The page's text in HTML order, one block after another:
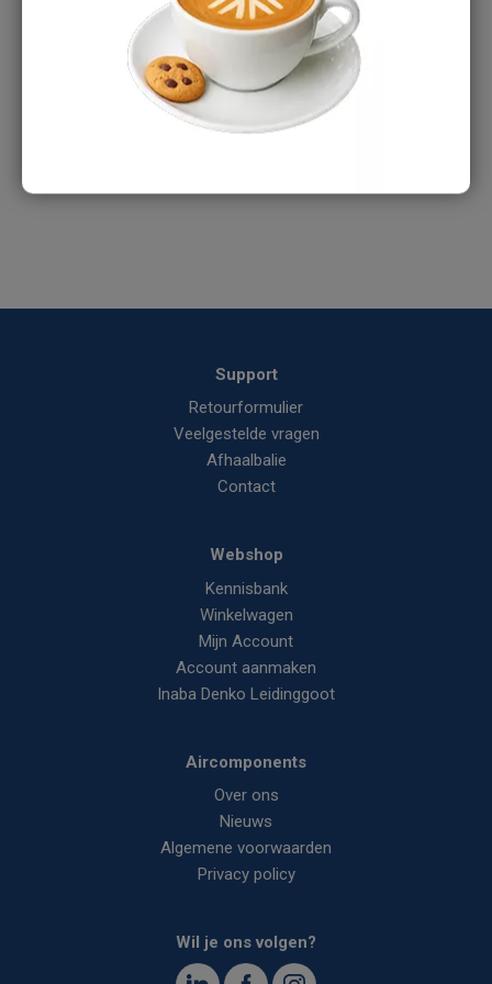
Heb je een vraag over dit product?
Ons verkoopteam staat je graag te woord:
Support
Retourformulier
Veelgestelde vragen
Afhaalbalie
Contact
Webshop
Kennisbank
Winkelwagen
Mijn Account
Account aanmaken
Inaba Denko Leidinggoot
Aircomponents
Over ons
Nieuws
Algemene voorwaarden
Privacy policy
Wil je ons volgen?